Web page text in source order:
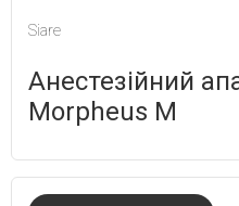
Siare
Анестезійний
Morpheus M